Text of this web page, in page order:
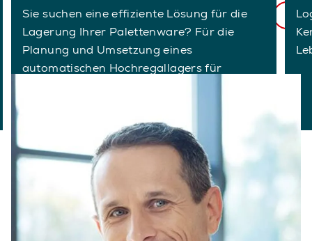
Sie suchen eine effiziente Lösung für die
Lagerung Ihrer Palettenware? Für die
Planung und Umsetzung eines
automatischen Hochregallagers für